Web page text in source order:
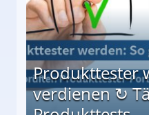
Produkttester
verdienen ↻